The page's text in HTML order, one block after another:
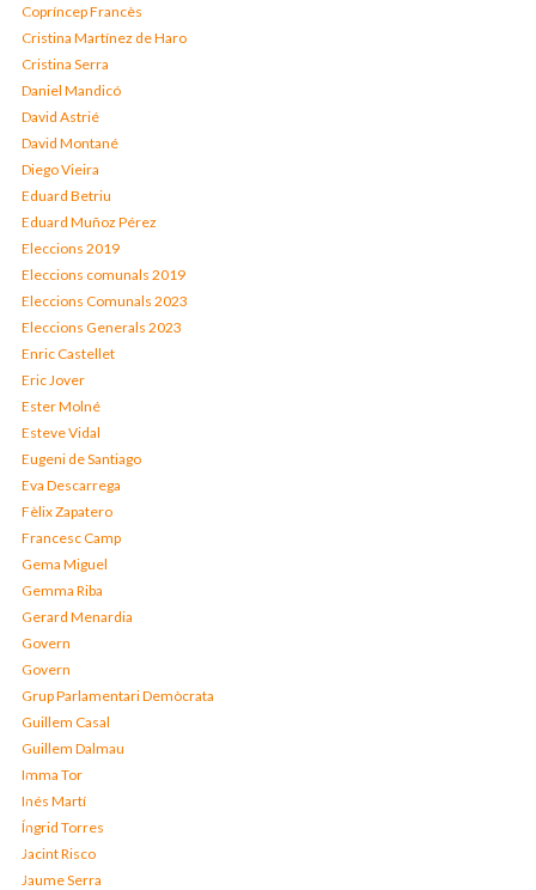
Copríncep Francès
Cristina Martínez de Haro
Cristina Serra
Daniel Mandicó
David Astrié
David Montané
Diego Vieira
Eduard Betriu
Eduard Muñoz Pérez
Eleccions 2019
Eleccions comunals 2019
Eleccions Comunals 2023
Eleccions Generals 2023
Enric Castellet
Eric Jover
Ester Molné
Esteve Vidal
Eugeni de Santiago
Eva Descarrega
Fèlix Zapatero
Francesc Camp
Gema Miguel
Gemma Riba
Gerard Menardia
Govern
Govern
Grup Parlamentari Demòcrata
Guillem Casal
Guillem Dalmau
Imma Tor
Inés Martí
Íngrid Torres
Jacint Risco
Jaume Serra